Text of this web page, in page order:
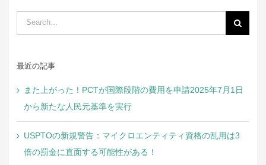
Search
for:
最近の記事
また上がった！PCTが国際段階の費用を申請2025年7月1日
から新たな人民元基準を実行
USPTOの新規警告：マイクロエンティティ資格の乱用は3
倍の罰金に直面する可能性がある！